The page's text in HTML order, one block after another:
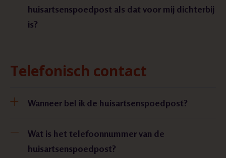
huisartsenspoedpost als dat voor mij dichterbij
is?
Telefonisch contact
Wanneer bel ik de huisartsenspoedpost?
Wat is het telefoonnummer van de
huisartsenspoedpost?